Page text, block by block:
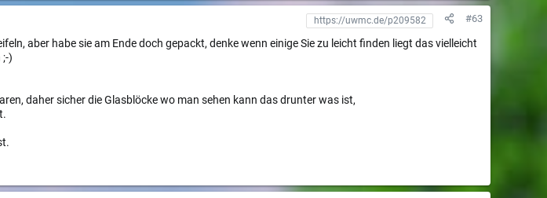
#63
aber habe sie am Ende doch gepackt, denke wenn einige Sie zu leicht finden liegt das vielleicht
)
daher sicher die Glasblöcke wo man sehen kann das drunter was ist,